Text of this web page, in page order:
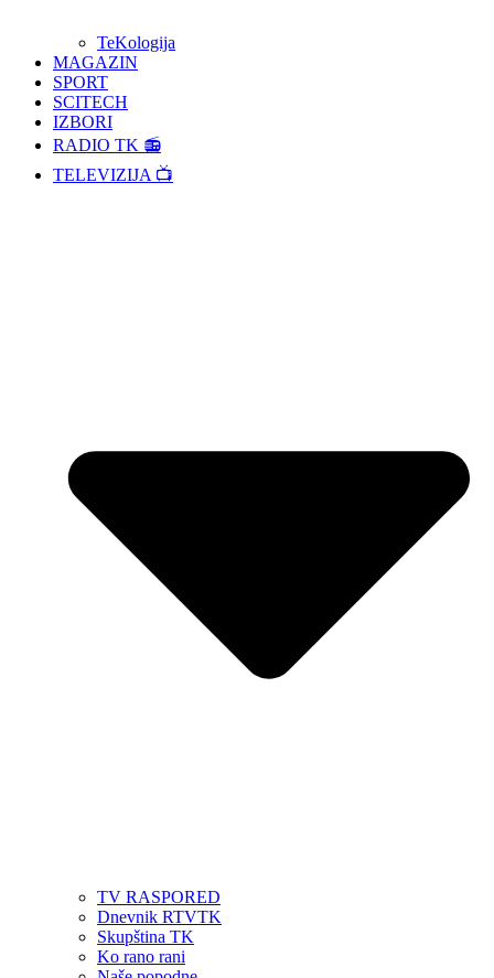
TeKologija
MAGAZIN
SPORT
SCITECH
IZBORI
RADIO TK 📻
TELEVIZIJA 📺
TV RASPORED
Dnevnik RTVTK
Skupština TK
Ko rano rani